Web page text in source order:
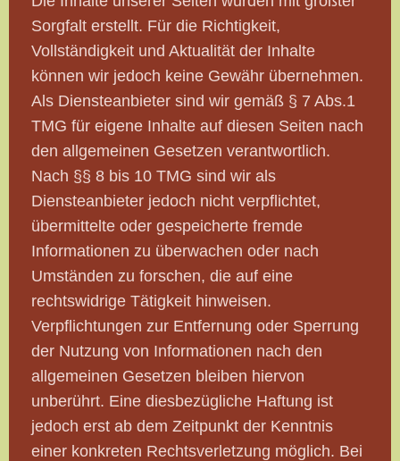
Sorgfalt erstellt. Für die Richtigkeit,
Vollständigkeit und Aktualität der Inhalte
können wir jedoch keine Gewähr übernehmen.
Als Diensteanbieter sind wir gemäß § 7 Abs.1
TMG für eigene Inhalte auf diesen Seiten nach
den allgemeinen Gesetzen verantwortlich.
Nach §§ 8 bis 10 TMG sind wir als
Diensteanbieter jedoch nicht verpflichtet,
übermittelte oder gespeicherte fremde
Informationen zu überwachen oder nach
Umständen zu forschen, die auf eine
rechtswidrige Tätigkeit hinweisen.
Verpflichtungen zur Entfernung oder Sperrung
der Nutzung von Informationen nach den
allgemeinen Gesetzen bleiben hiervon
unberührt. Eine diesbezügliche Haftung ist
jedoch erst ab dem Zeitpunkt der Kenntnis
einer konkreten Rechtsverletzung möglich. Bei